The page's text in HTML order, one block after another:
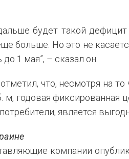
будет такой дефицит
больше. Но это не
1 мая”, – сказал он.
что, несмотря на то
м, годовая
является
компании